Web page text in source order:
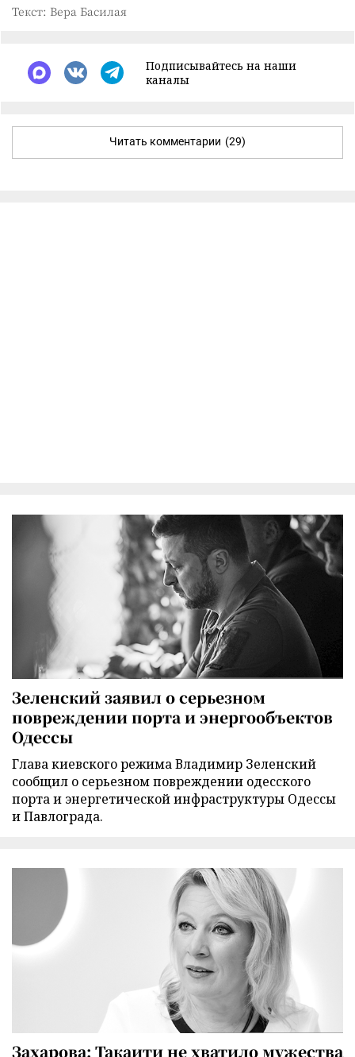
Текст: Вера Басилая
Подписывайтесь на наши
каналы
Читать комментарии (29)
Зеленский заявил о серьезном
повреждении порта и энергообъектов
Одессы
Глава киевского режима Владимир Зеленский
сообщил о серьезном повреждении одесского
порта и энергетической инфраструктуры Одессы
и Павлограда.
Захарова: Такаити не хватило мужества